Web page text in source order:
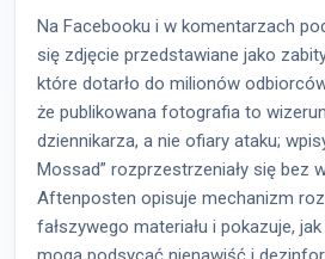
Na Facebooku i w komentarzach
się zdjęcie przedstawiane jako
które dotarło do milionów
że publikowana fotografia to
dziennikarza, a nie ofiary ataku;
Mossad” rozprzestrzeniały się bez
Aftenposten opisuje mechanizm
fałszywego materiału i pokazuje,